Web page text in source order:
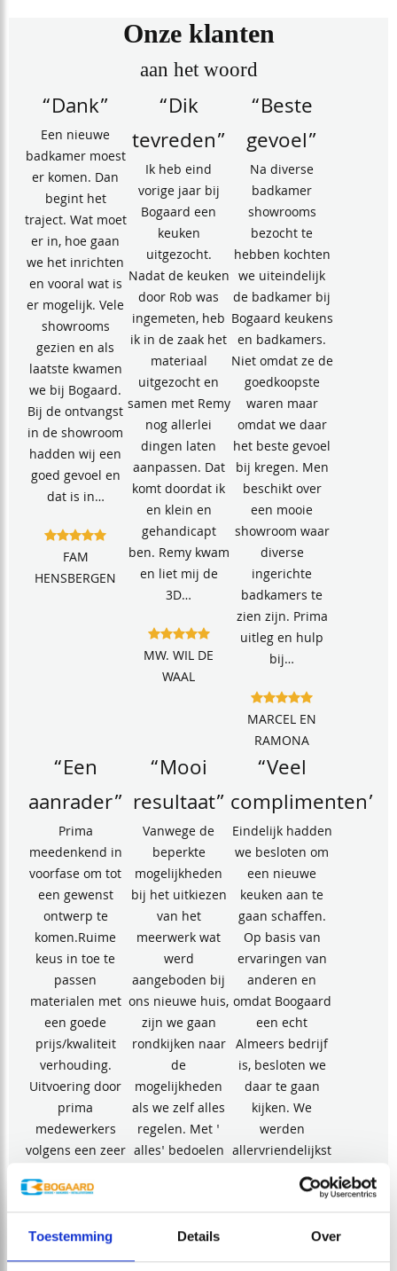
Toestemming Details Over
Onze klanten
aan het woord
“Dank”
Een nieuwe
badkamer moest
er komen. Dan
begint het
traject. Wat moet
er in, hoe gaan
we het inrichten
en vooral wat is
er mogelijk. Vele
showrooms
gezien en als
laatste kwamen
we bij Bogaard.
Bij de ontvangst
in de showroom
hadden wij een
goed gevoel en
dat is in…
FAM
HENSBERGEN
“Dik
tevreden”
Ik heb eind
vorige jaar bij
Bogaard een
keuken
uitgezocht.
Nadat de keuken
door Rob was
ingemeten, heb
ik in de zaak het
materiaal
uitgezocht en
samen met Remy
nog allerlei
dingen laten
aanpassen. Dat
komt doordat ik
en klein en
gehandicapt
ben. Remy kwam
en liet mij de
3D…
MW. WIL DE
WAAL
“Beste
gevoel”
Na diverse
badkamer
showrooms
bezocht te
hebben kochten
we uiteindelijk
de badkamer bij
Bogaard keukens
en badkamers.
Niet omdat ze de
goedkoopste
waren maar
omdat we daar
het beste gevoel
bij kregen. Men
beschikt over
een mooie
showroom waar
diverse
ingerichte
badkamers te
zien zijn. Prima
uitleg en hulp
bij…
MARCEL EN
RAMONA
“Een
aanrader”
Prima
meedenkend in
voorfase om tot
een gewenst
ontwerp te
komen.Ruime
keus in toe te
passen
materialen met
een goede
prijs/kwaliteit
verhouding.
Uitvoering door
prima
medewerkers
volgens een zeer
strakke planning.
Een aanrader!
B. HORSELING
“Mooi
resultaat”
Vanwege de
beperkte
mogelijkheden
bij het uitkiezen
van het
meerwerk wat
werd
aangeboden bij
ons nieuwe huis,
zijn we gaan
rondkijken naar
de
mogelijkheden
als we zelf alles
regelen. Met '
alles' bedoelen
wanden en
plafonds stucen
en sauzen,
“Veel
complimenten”
Eindelijk hadden
we besloten om
een nieuwe
keuken aan te
gaan schaffen.
Op basis van
ervaringen van
anderen en
omdat Boogaard
een echt
Almeers bedrijf
is, besloten we
daar te gaan
kijken. We
werden
allervriendelijkst
door Dirk
ontvangen. Hij
heeft met heel
veel geduld en
aandacht ons